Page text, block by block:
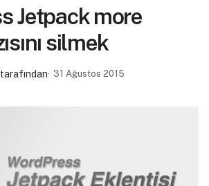
Jetpack more
silmek
tarafından
31 Ağustos 2015